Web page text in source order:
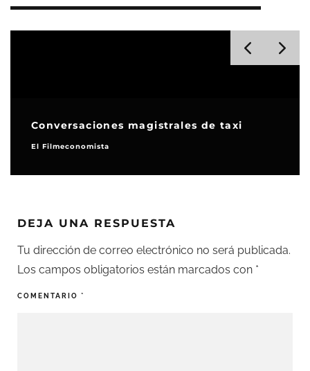
Conversaciones magistrales de taxi
El Filmeconomista
DEJA UNA RESPUESTA
Tu dirección de correo electrónico no será publicada.
Los campos obligatorios están marcados con *
COMENTARIO *